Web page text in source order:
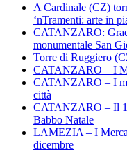
A Cardinale (CZ)
‘nTramenti: arte in
CATANZARO:
monumentale San
Torre di Ruggiero
CATANZARO – I
CATANZARO – I
città
CATANZARO – Il
Babbo Natale
LAMEZIA – I
dicembre